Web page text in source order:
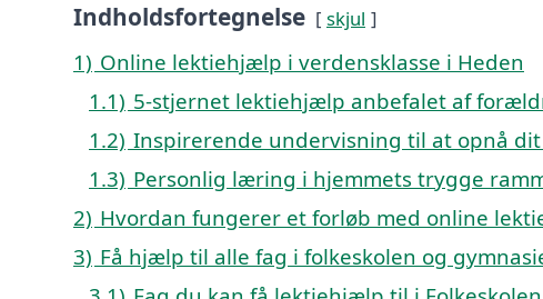
Indholdsfortegnelse skjul
1) Online lektiehjælp i verdensklasse i Heden
1.1) 5-stjernet lektiehjælp anbefalet af
1.2) Inspirerende undervisning til at opnå
1.3) Personlig læring i hjemmets trygge
2) Hvordan fungerer et forløb med online
3) Få hjælp til alle fag i folkeskolen og